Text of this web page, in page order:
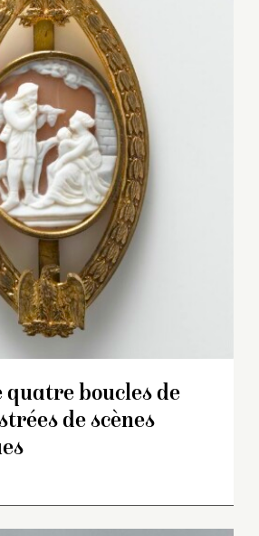
quatre boucles de
de scènes